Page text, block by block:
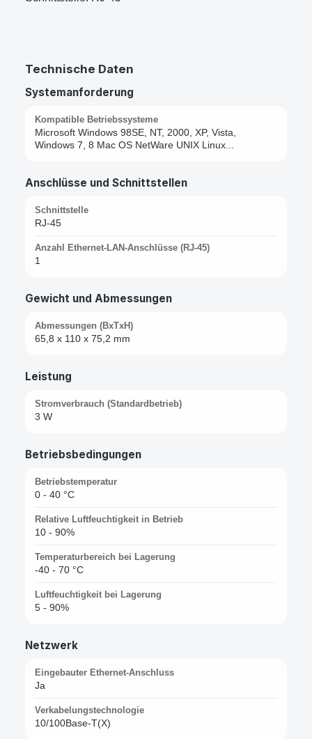
Technische Daten
Systemanforderung
Kompatible Betriebssysteme
Microsoft Windows 98SE, NT, 2000, XP, Vista,
Windows 7, 8 Mac OS NetWare UNIX Linux...
Anschlüsse und Schnittstellen
Schnittstelle
RJ-45
Anzahl Ethernet-LAN-Anschlüsse (RJ-45)
1
Gewicht und Abmessungen
Abmessungen (BxTxH)
65,8 x 110 x 75,2 mm
Leistung
Stromverbrauch (Standardbetrieb)
3 W
Betriebsbedingungen
Betriebstemperatur
0 - 40 °C
Relative Luftfeuchtigkeit in Betrieb
10 - 90%
Temperaturbereich bei Lagerung
-40 - 70 °C
Luftfeuchtigkeit bei Lagerung
5 - 90%
Netzwerk
Eingebauter Ethernet-Anschluss
Ja
Verkabelungstechnologie
10/100Base-T(X)